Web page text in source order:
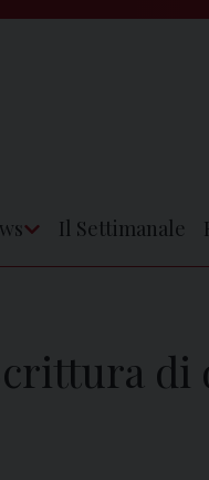
Il Settimanale
di